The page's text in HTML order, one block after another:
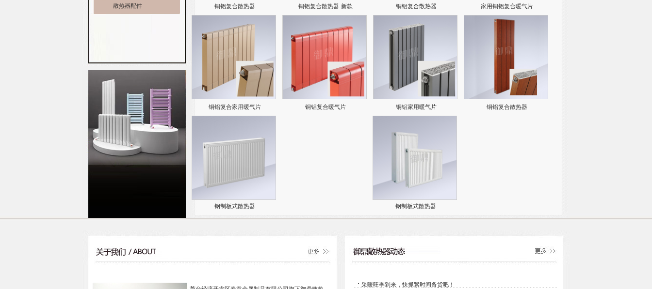
散热器配件 铜铝复合散热器 铜铝复合散热器-新款 铜铝复合散热器 家用铜铝复合暖气片
铜铝复合家用暖气片 铜铝复合暖气片 铜铝家用暖气片 铜铝复合散热器
钢制板式散热器 钢制板式散热器
· 采暖旺季到来，快抓紧时间备货吧！